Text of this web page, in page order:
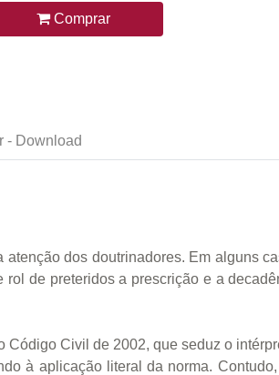
Comprar
- Download
dos doutrinadores. Em alguns
de preteridos a prescrição e a
Código Civil de 2002, que seduz o
à aplicação literal da norma.